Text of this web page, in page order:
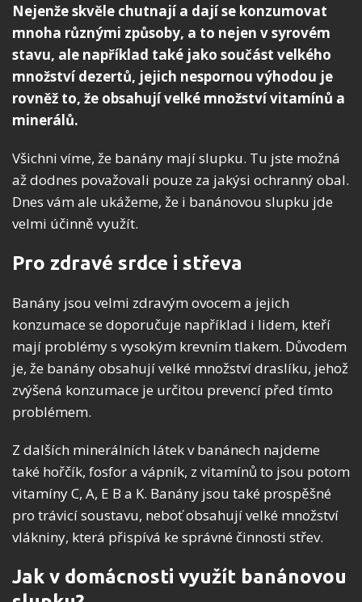
Nejenže skvěle chutnají a dají se konzumovat
mnoha různými způsoby, a to nejen v syrovém
stavu, ale například také jako součást velkého
množství dezertů, jejich nespornou výhodou je
rovněž to, že obsahují velké množství vitamínů a
minerálů.
Všichni víme, že banány mají slupku. Tu jste možná
až dodnes považovali pouze za jakýsi ochranný obal.
Dnes vám ale ukážeme, že i banánovou slupku jde
velmi účinně využít.
Pro zdravé srdce i střeva
Banány jsou velmi zdravým ovocem a jejich
konzumace se doporučuje například i lidem, kteří
mají problémy s vysokým krevním tlakem. Důvodem
je, že banány obsahují velké množství draslíku, jehož
zvýšená konzumace je určitou prevencí před tímto
problémem.
Z dalších minerálních látek v banánech najdeme
také hořčík, fosfor a vápník, z vitamínů to jsou potom
vitamíny C, A, E B a K. Banány jsou také prospěšné
pro trávicí soustavu, neboť obsahují velké množství
vlákniny, která přispívá ke správné činnosti střev.
Jak v domácnosti využít banánovou